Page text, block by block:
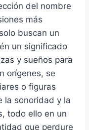
del nombre
más
buscan un
un significado
y sueños para
orígenes, se
o figuras
la sonoridad y la
todo ello en un
que perdure